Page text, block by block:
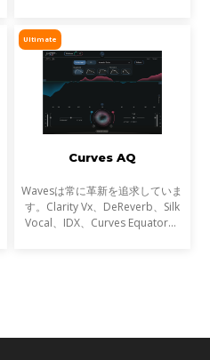
イブ音声のトリートメントに最適
です。
Ultimate
Curves AQ
Wavesは常に革新を追求していま
す。Clarity Vx、DeReverb、Silk
Vocal、IDX、Curves Equator、